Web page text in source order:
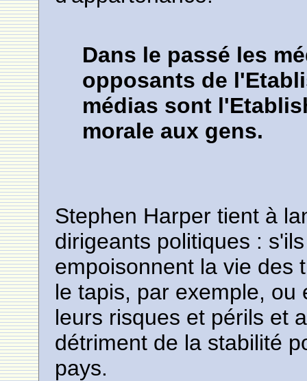
Dans le passé les
opposants de
médias sont
morale aux gens.
Stephen Harper tient à
dirigeants politiques :
empoisonnent la vie des
le tapis, par exemple, ou
leurs risques et périls et
détriment de la stabilité
pays.